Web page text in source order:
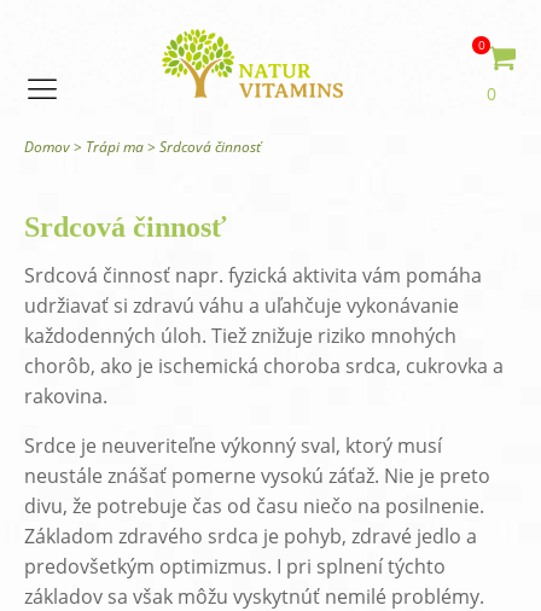
0
0
Domov> Trápi ma> Srdcová činnosť
Srdcová činnosť
Srdcová činnosť napr. fyzická aktivita vám pomáha
udržiavať si zdravú váhu a uľahčuje vykonávanie
každodenných úloh. Tiež znižuje riziko mnohých
chorôb, ako je ischemická choroba srdca, cukrovka a
rakovina.
Srdce je neuveriteľne výkonný sval, ktorý musí
neustále znášať pomerne vysokú záťaž. Nie je preto
divu, že potrebuje čas od času niečo na posilnenie.
Základom zdravého srdca je pohyb, zdravé jedlo a
predovšetkým optimizmus. I pri splnení týchto
základov sa však môžu vyskytnúť nemilé problémy.